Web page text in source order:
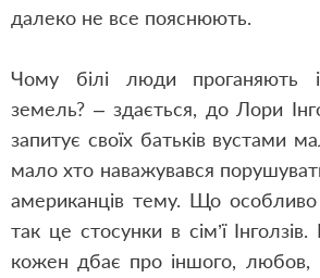
далеко не все пояснюють.
Чому білі люди проганяють
земель? – здається, до Лори
запитує своїх батьків вустами
мало хто наважувався
американців тему. Що особливо
так це стосунки в сім’ї
кожен дбає про іншого, любов,